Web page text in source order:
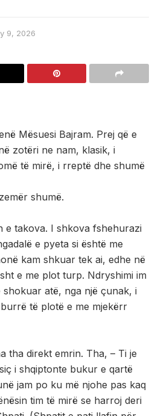
9, 2026
Mësuesi Bajram. Prej që e
zotëri ne nam, klasik, i
të mirë, i rreptë dhe shumë
shumë.
e takova. I shkova fshehurazi
e pyeta si është me
kam shkuar tek ai, edhe në
e me plot turp. Ndryshimi im
atë, nga një çunak, i
të plotë e me mjekërr
tha direkt emrin. Tha, – Ti je
i shqiptonte bukur e qartë
jam po ku më njohe pas kaq
tim të mirë se harroj deri